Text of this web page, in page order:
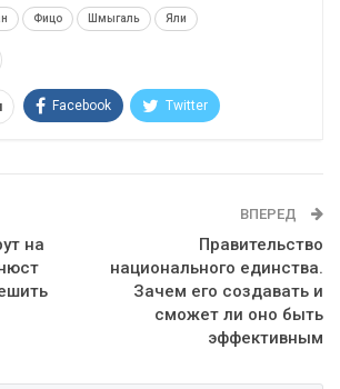
Фицо Шмыгаль Яли
Facebook Twitter
на
ВПЕРЕД
Правительство
национального единства.
Зачем его создавать и
сможет ли оно быть
эффективным